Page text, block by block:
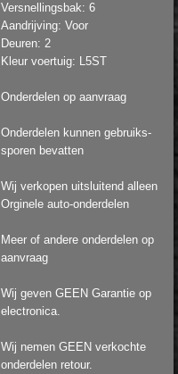
Versnellingsbak: 6
Aandrijving: Voor
Deuren: 2
Kleur voertuig: L5ST
Onderdelen op aanvraag
Onderdelen kunnen gebruiks-
sporen bevatten
Wij verkopen uitsluitend alleen
Orginele auto-onderdelen
Meer of andere onderdelen op
aanvraag
Wij geven GEEN Garantie op
electronica.
Wij nemen GEEN verkochte
onderdelen retour.